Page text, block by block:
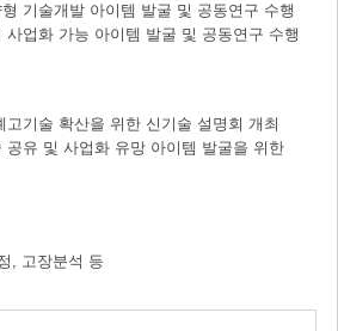
기술개발 아이템 발굴 및 공동연구 수행
업화 가능 아이템 발굴 및 공동연구 수행
기술 확산을 위한 신기술 설명회 개최
공유 및 사업화 유망 아이템 발굴을 위한
, 고장분석 등